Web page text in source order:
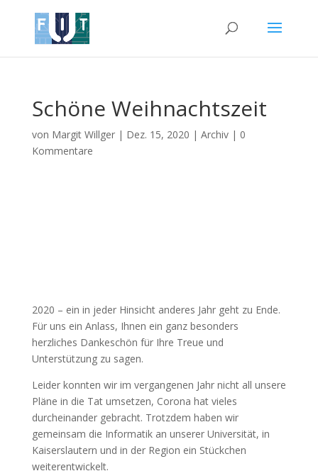
Schöne Weihnachtszeit
von Margit Willger| Dez. 15, 2020 | Archiv| 0
Kommentare
2020 – ein in jeder Hinsicht anderes Jahr geht zu Ende.
Für uns ein Anlass, Ihnen ein ganz besonders
herzliches Dankeschön für Ihre Treue und
Unterstützung zu sagen.
Leider konnten wir im vergangenen Jahr nicht all unsere
Pläne in die Tat umsetzen, Corona hat vieles
durcheinander gebracht. Trotzdem haben wir
gemeinsam die Informatik an unserer Universität, in
Kaiserslautern und in der Region ein Stückchen
weiterentwickelt.